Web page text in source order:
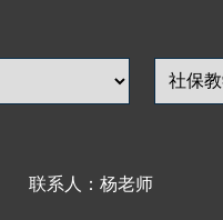
系人：杨老师